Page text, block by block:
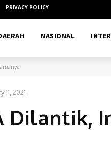
PRIVACY POLICY
NASIONAL
11, 2021
Dilantik,